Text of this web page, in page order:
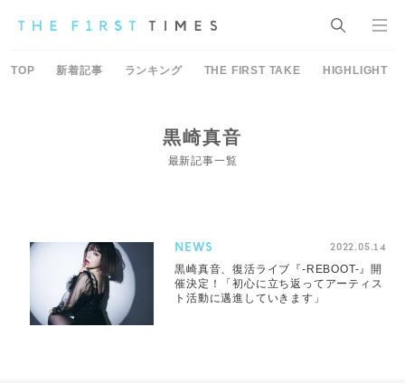
TOP 新着記事 ランキング THE FIRST TAKE HIGHLIGHT
黒崎真音
最新記事一覧
NEWS 2022.05.14
黒崎真音、復活ライブ『-REBOOT-』開
催決定！「初心に立ち返ってアーティス
ト活動に邁進していきます」